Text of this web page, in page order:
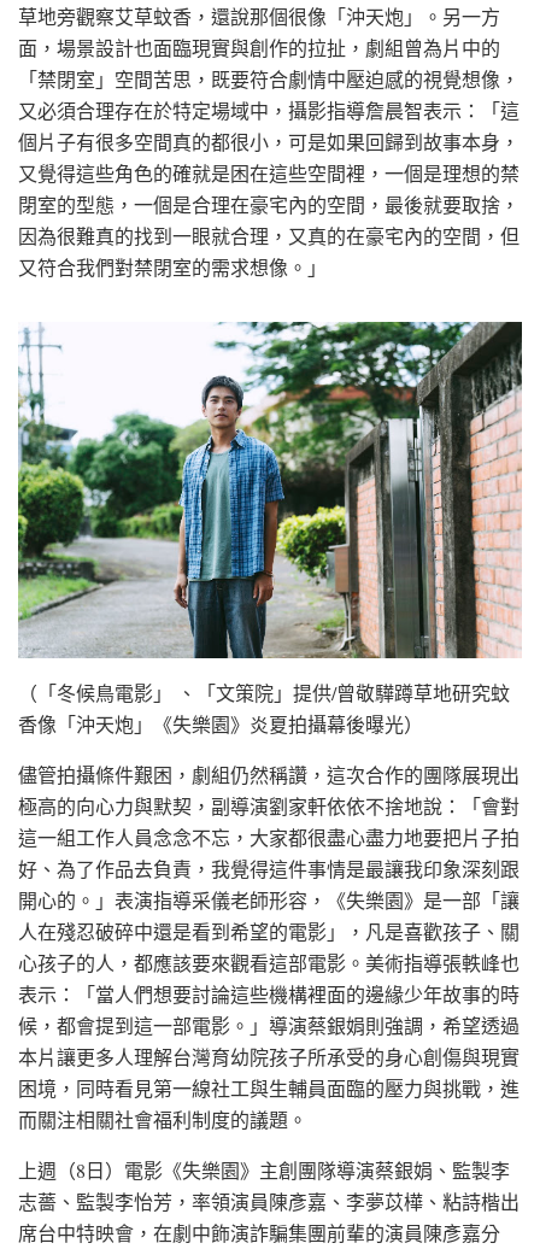
草地旁觀察艾草蚊香，還說那個很像「沖天炮」。另一方
面，場景設計也面臨現實與創作的拉扯，劇組曾為片中的
「禁閉室」空間苦思，既要符合劇情中壓迫感的視覺想像，
又必須合理存在於特定場域中，攝影指導詹晨智表示：「這
個片子有很多空間真的都很小，可是如果回歸到故事本身，
又覺得這些角色的確就是困在這些空間裡，一個是理想的禁
閉室的型態，一個是合理在豪宅內的空間，最後就要取捨，
因為很難真的找到一眼就合理，又真的在豪宅內的空間，但
又符合我們對禁閉室的需求想像。」
（「冬候鳥電影」 、「文策院」提供/曾敬驊蹲草地研究蚊
香像「沖天炮」《失樂園》炎夏拍攝幕後曝光）
儘管拍攝條件艱困，劇組仍然稱讚，這次合作的團隊展現出
極高的向心力與默契，副導演劉家軒依依不捨地說：「會對
這一組工作人員念念不忘，大家都很盡心盡力地要把片子拍
好、為了作品去負責，我覺得這件事情是最讓我印象深刻跟
開心的。」表演指導采儀老師形容，《失樂園》是一部「讓
人在殘忍破碎中還是看到希望的電影」，凡是喜歡孩子、關
心孩子的人，都應該要來觀看這部電影。美術指導張軼峰也
表示：「當人們想要討論這些機構裡面的邊緣少年故事的時
候，都會提到這一部電影。」導演蔡銀娟則強調，希望透過
本片讓更多人理解台灣育幼院孩子所承受的身心創傷與現實
困境，同時看見第一線社工與生輔員面臨的壓力與挑戰，進
而關注相關社會福利制度的議題。
上週（8日）電影《失樂園》主創團隊導演蔡銀娟、監製李
志薔、監製李怡芳，率領演員陳彥嘉、李夢苡樺、粘詩楷出
席台中特映會，在劇中飾演詐騙集團前輩的演員陳彥嘉分